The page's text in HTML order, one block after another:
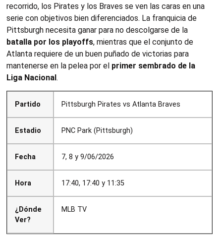
recorrido, los Pirates y los Braves se ven las caras en una
serie con objetivos bien diferenciados. La franquicia de
Pittsburgh necesita ganar para no descolgarse de la
batalla por los playoffs, mientras que el conjunto de
Atlanta requiere de un buen puñado de victorias para
mantenerse en la pelea por el primer sembrado de la
Liga Nacional.
Partido
Estadio
Fecha
Hora
¿Dónde
Ver?
Pittsburgh Pirates vs Atlanta Braves
PNC Park (Pittsburgh)
7, 8 y 9/06/2026
17:40, 17:40 y 11:35
MLB TV